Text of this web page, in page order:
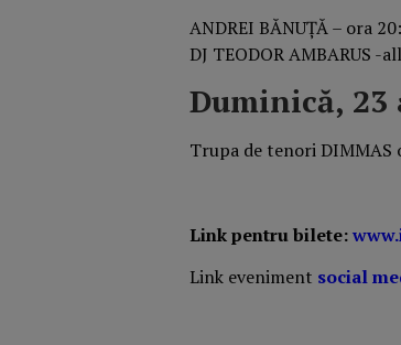
ANDREI BĂNUȚĂ – ora
DJ TEODOR AMBARUS -
Duminică, 23
Trupa de tenori DIMMAS
Link pentru bilete:
Link eveniment social